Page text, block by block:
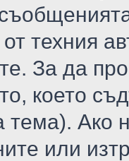
техния
За да
което
Ако
или